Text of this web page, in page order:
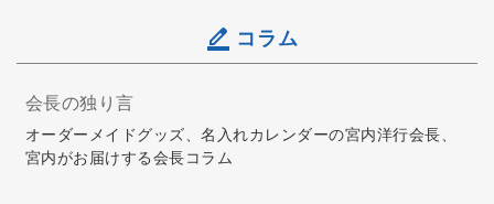
コラム
会長の独り言
オーダーメイドグッズ、名入れカレンダーの宮内洋行会長、
宮内がお届けする会長コラム